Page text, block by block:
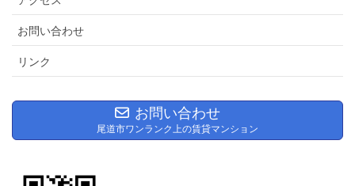
お問い合わせ
リンク
お問い合わせ
尾道市ワンランク上の賃貸マンション